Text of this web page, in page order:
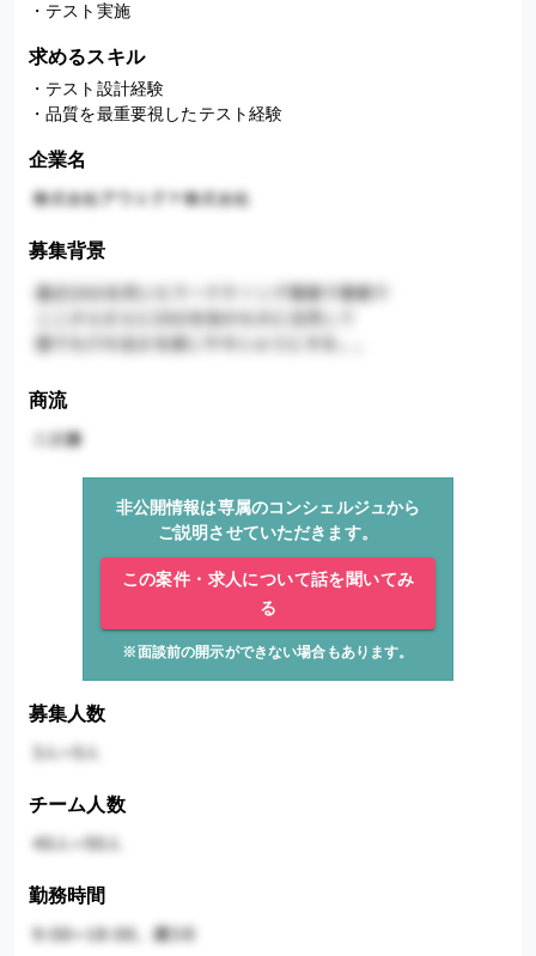
・テスト実施
求めるスキル
・テスト設計経験
・品質を最重要視したテスト経験
企業名
募集背景
商流
非公開情報は専属のコンシェルジュから
ご説明させていただきます。
この案件・求人について話を聞いてみ
る
※面談前の開示ができない場合もあります。
募集人数
チーム人数
勤務時間